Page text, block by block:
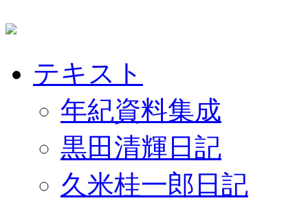
テキスト
年紀資料集成
黒田清輝日記
久米桂一郎日記